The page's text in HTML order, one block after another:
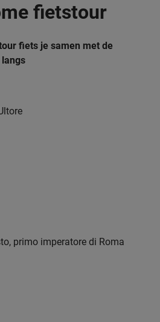
fietstour
fiets je samen met de
primo imperatore di Roma